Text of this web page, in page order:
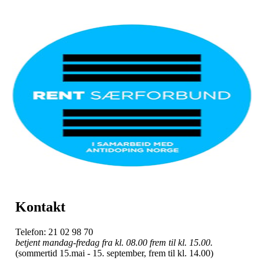
Kontakt
Telefon: 21 02 98 70
betjent mandag-fredag fra kl. 08.00 frem til kl. 15.00.
(sommertid 15.mai - 15. september, frem til kl. 14.00)